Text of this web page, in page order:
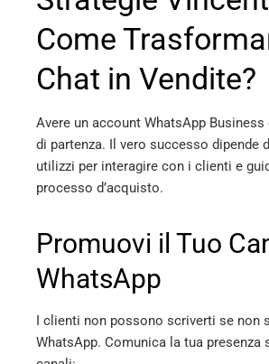
Come
Chat in Vendite?
Avere un account WhatsApp
di partenza. Il vero successo dipende
utilizzi per interagire con i clienti e
processo d’acquisto.
Promuovi il Tuo
WhatsApp
I clienti non possono scriverti se non
WhatsApp. Comunica la tua presenza